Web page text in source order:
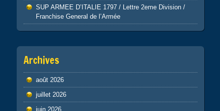
SUP ARMEE D’ITALIE 1797 / Lettre 2eme Division /
Franchise General de l’Armée
Archives
août 2026
juillet 2026
juin 2026